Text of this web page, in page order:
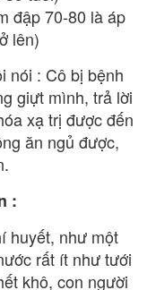
đập 70-80 là áp
lên)
nói : Cô bị bệnh
giựt mình, trả lời
xạ trị được đến
ăn ngủ được,
:
huyết, như một
rất ít như tưới
khô, con người